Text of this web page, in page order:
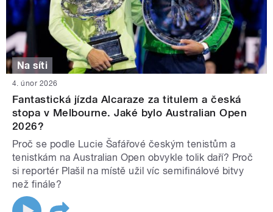
Na síti
4. únor 2026
Fantastická jízda Alcaraze za titulem a česká
stopa v Melbourne. Jaké bylo Australian Open
2026?
Proč se podle Lucie Šafářové českým tenistům a
tenistkám na Australian Open obvykle tolik daří? Proč
si reportér Plašil na místě užil víc semifinálové bitvy
než finále?